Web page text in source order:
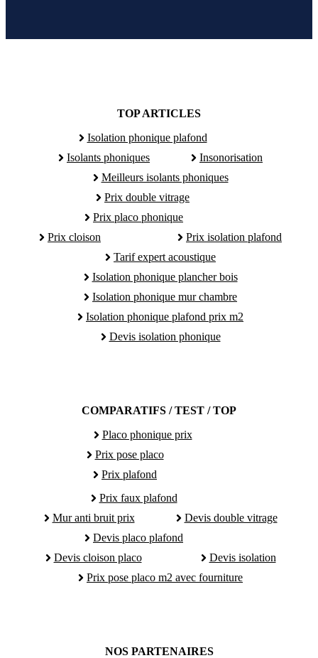
TOP ARTICLES
Isolation phonique plafond
Isolants phoniques
Insonorisation
Meilleurs isolants phoniques
Prix double vitrage
Prix placo phonique
Prix cloison
Prix isolation plafond
Tarif expert acoustique
Isolation phonique plancher bois
Isolation phonique mur chambre
Isolation phonique plafond prix m2
Devis isolation phonique
COMPARATIFS / TEST / TOP
Placo phonique prix
Prix pose placo
Prix plafond
Prix faux plafond
Mur anti bruit prix
Devis double vitrage
Devis placo plafond
Devis cloison placo
Devis isolation
Prix pose placo m2 avec fourniture
NOS PARTENAIRES